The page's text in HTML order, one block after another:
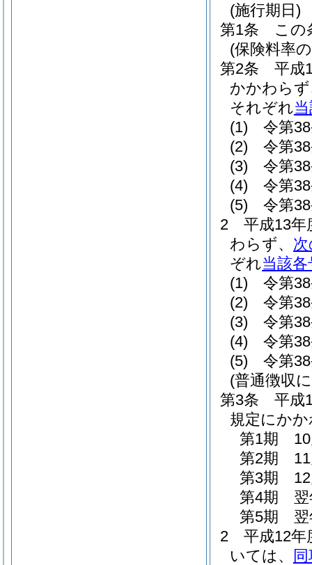
(施行期日)
第1条
この
(保険料率
第2条
平成
かかわら
それぞれ
(1)
令第
(2)
令第
(3)
令第
(4)
令第
(5)
令第
2
平成13年
わらず、
ぞれ当該各
(1)
令第
(2)
令第
(3)
令第
(4)
令第
(5)
令第
(普通徴収
第3条
平成
規定にか
第1期 10
第2期 11
第3期 12
第4期 翌
第5期 翌
2
平成12
いては、